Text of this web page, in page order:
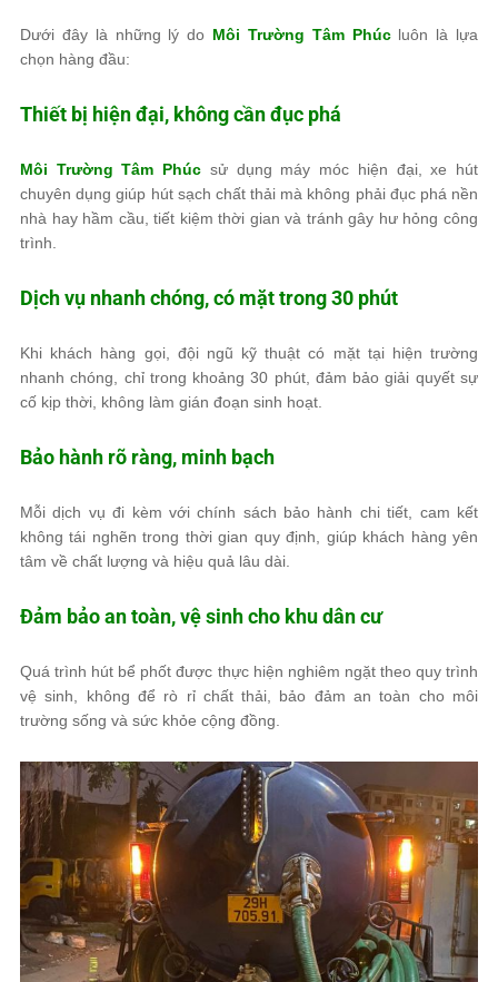
Dưới đây là những lý do Môi Trường Tâm Phúcluôn là lựa
chọn hàng đầu:
Thiết bị hiện đại, không cần đục phá
Môi Trường Tâm Phúc sử dụng máy móc hiện đại, xe hút
chuyên dụng giúp hút sạch chất thải mà không phải đục phá nền
nhà hay hầm cầu, tiết kiệm thời gian và tránh gây hư hỏng công
trình.
Dịch vụ nhanh chóng, có mặt trong 30 phút
Khi khách hàng gọi, đội ngũ kỹ thuật có mặt tại hiện trường
nhanh chóng, chỉ trong khoảng 30 phút, đảm bảo giải quyết sự
cố kịp thời, không làm gián đoạn sinh hoạt.
Bảo hành rõ ràng, minh bạch
Mỗi dịch vụ đi kèm với chính sách bảo hành chi tiết, cam kết
không tái nghẽn trong thời gian quy định, giúp khách hàng yên
tâm về chất lượng và hiệu quả lâu dài.
Đảm bảo an toàn, vệ sinh cho khu dân cư
Quá trình hút bể phốt được thực hiện nghiêm ngặt theo quy trình
vệ sinh, không để rò rỉ chất thải, bảo đảm an toàn cho môi
trường sống và sức khỏe cộng đồng.